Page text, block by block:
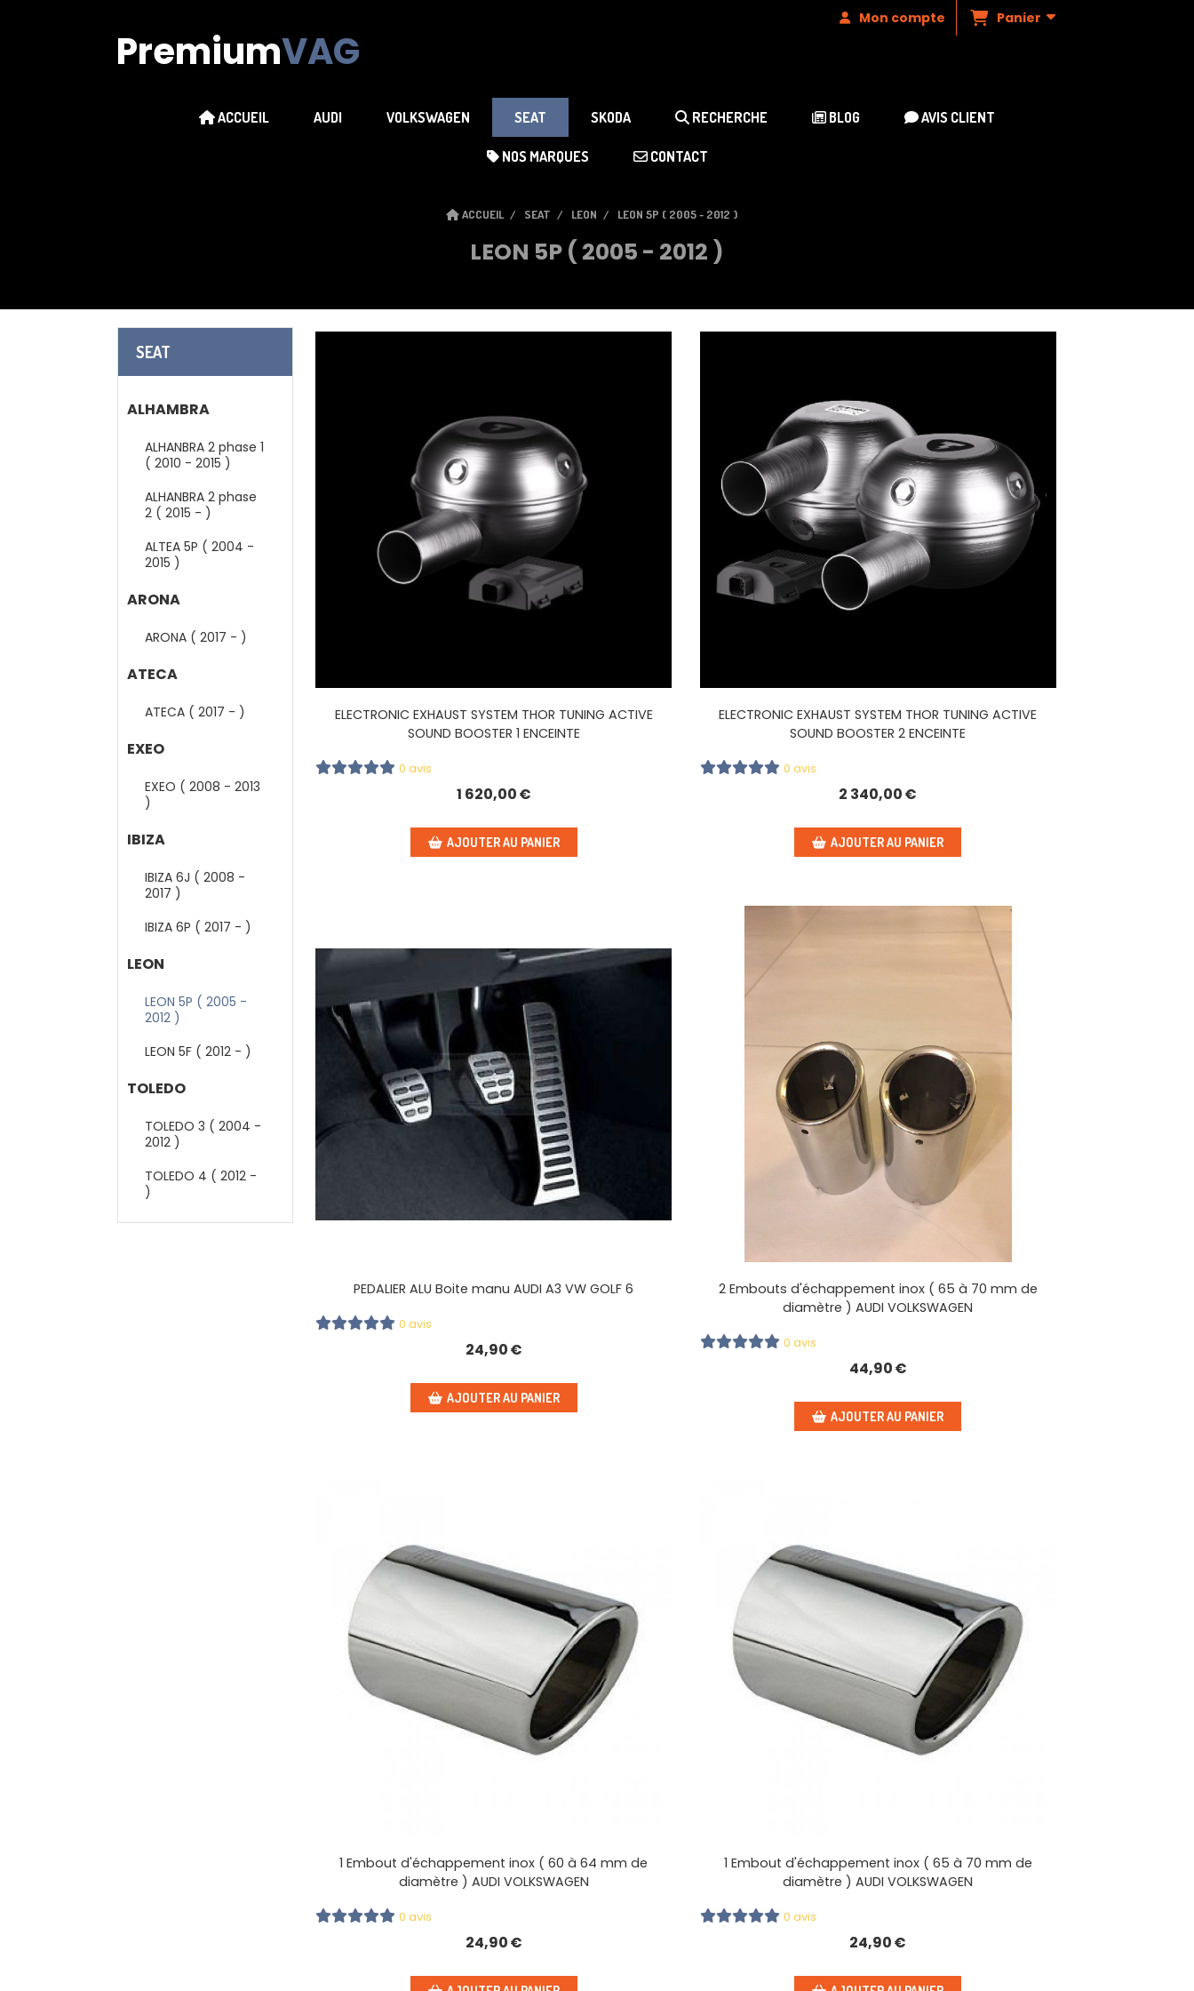
PremiumVAG
Mon compte Panier
ACCUEIL AUDI VOLKSWAGEN SEAT SKODA RECHERCHE BLOG AVIS CLIENT
NOS MARQUES CONTACT
SEAT
ALHAMBRA
ALHANBRA 2 phase 1
( 2010 - 2015 )
ALHANBRA 2 phase
2 ( 2015 - )
ALTEA 5P ( 2004 -
2015 )
ARONA
ARONA ( 2017 - )
ATECA
ATECA ( 2017 - )
EXEO
EXEO ( 2008 - 2013
)
IBIZA
IBIZA 6J ( 2008 -
2017 )
IBIZA 6P ( 2017 - )
LEON
LEON 5P ( 2005 -
2012 )
LEON 5F ( 2012 - )
TOLEDO
TOLEDO 3 ( 2004 -
2012 )
TOLEDO 4 ( 2012 -
)
ACCUEIL SEAT LEON LEON 5P ( 2005 - 2012 )
LEON 5P ( 2005 - 2012 )
ELECTRONIC EXHAUST SYSTEM THOR TUNING ACTIVE
SOUND BOOSTER 1 ENCEINTE
0 avis
1 620,00€
AJOUTER AU PANIER
ELECTRONIC EXHAUST SYSTEM THOR TUNING ACTIVE
SOUND BOOSTER 2 ENCEINTE
0 avis
2 340,00€
AJOUTER AU PANIER
PEDALIER ALU Boite manu AUDI A3 VW GOLF 6
0 avis
24,90€
AJOUTER AU PANIER
2 Embouts d'échappement inox ( 65 à 70 mm de
diamètre ) AUDI VOLKSWAGEN
0 avis
44,90€
AJOUTER AU PANIER
1 Embout d'échappement inox ( 60 à 64 mm de
diamètre ) AUDI VOLKSWAGEN
0 avis
24,90€
1 Embout d'échappement inox ( 65 à 70 mm de
diamètre ) AUDI VOLKSWAGEN
0 avis
24,90€